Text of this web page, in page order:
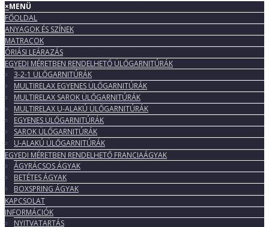
×MENÜ
FŐOLDAL
ANYAGOK ÉS SZÍNEK
MATRACOK
ÓRIÁSI LEÁRAZÁS
EGYEDI MÉRETBEN RENDELHETŐ ÜLŐGARNITÚRÁK
3-2-1 ÜLŐGARNITÚRÁK
MULTIRELAX EGYENES ÜLŐGARNITÚRÁK
MULTIRELAX SAROK ÜLŐGARNITÚRÁK
MULTIRELAX U-ALAKÚ ÜLŐGARNITÚRÁK
EGYENES ÜLŐGARNITÚRÁK
SAROK ÜLŐGARNITÚRÁK
U-ALAKÚ ÜLŐGARNITÚRÁK
EGYEDI MÉRETBEN RENDELHETŐ FRANCIAÁGYAK
ÁGYRÁCSOS ÁGYAK
BETÉTES ÁGYAK
BOXSPRING ÁGYAK
KAPCSOLAT
INFORMÁCIÓK
NYITVATARTÁS